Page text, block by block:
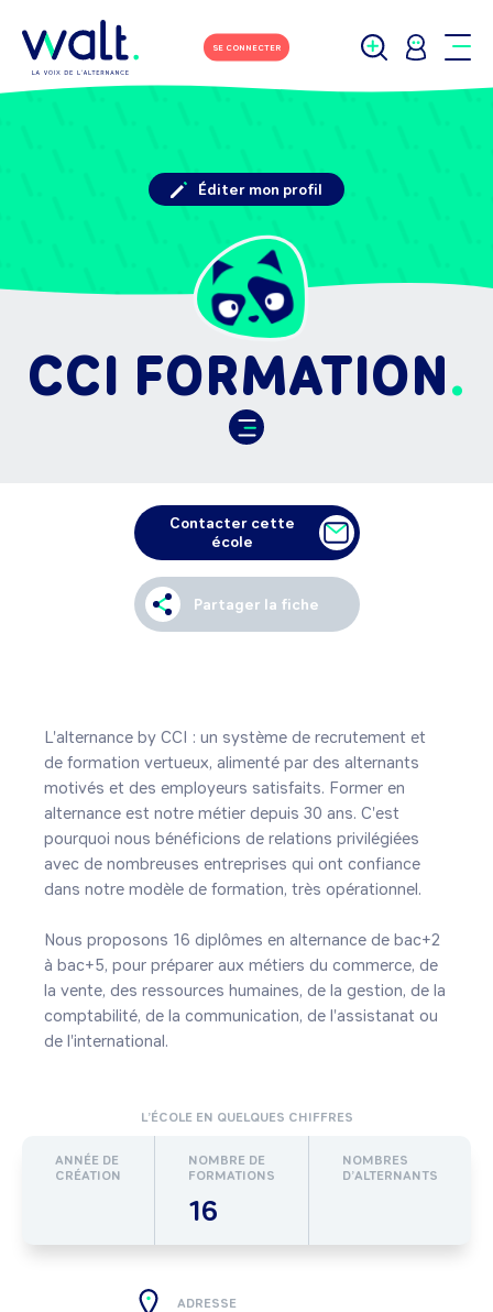
SE CONNECTER
CCI FORMATION
Éditer mon profil
Contacter cette
école
Partager la fiche
L'alternance by CCI : un système de recrutement et
de formation vertueux, alimenté par des alternants
motivés et des employeurs satisfaits. Former en
alternance est notre métier depuis 30 ans. C'est
pourquoi nous bénéficions de relations privilégiées
avec de nombreuses entreprises qui ont confiance
dans notre modèle de formation, très opérationnel.
Nous proposons 16 diplômes en alternance de bac+2
à bac+5, pour préparer aux métiers du commerce, de
la vente, des ressources humaines, de la gestion, de la
comptabilité, de la communication, de l'assistanat ou
de l'international.
L’ÉCOLE EN QUELQUES CHIFFRES
ANNÉE DE
CRÉATION
NOMBRE DE
FORMATIONS
16
NOMBRES
D’ALTERNANTS
ADRESSE